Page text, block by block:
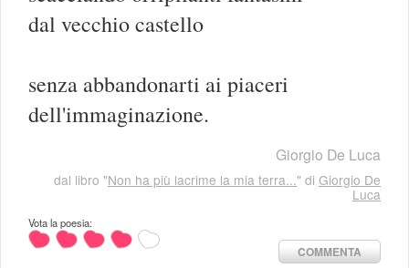
dal vecchio castello
senza abbandonarti ai piaceri
dell'immaginazione.
Giorgio De Luca
dal libro "Non ha più lacrime la mia terra..." di Giorgio De
Luca
Vota la poesia:
COMMENTA